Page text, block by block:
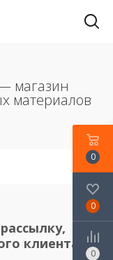
магазин
материалов
клиента!
0
0
0